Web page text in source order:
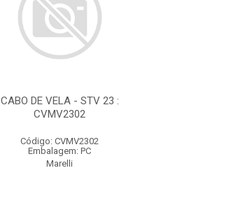
CABO DE VELA - STV 23 :
CVMV2302
Código: CVMV2302
Embalagem: PC
Marelli